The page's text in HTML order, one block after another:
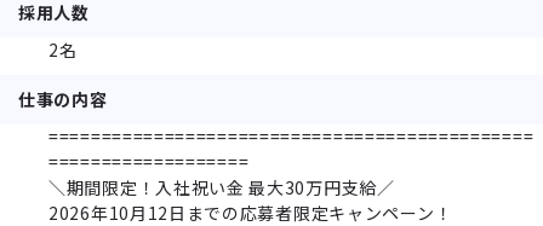
採用人数
2名
仕事の内容
==============================================
===================
＼期間限定！入社祝い金 最大30万円支給／
2026年10月12日までの応募者限定キャンペーン！